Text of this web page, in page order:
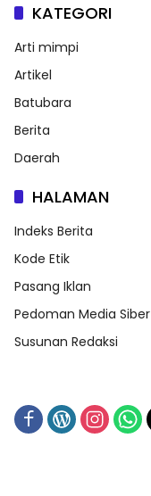
KATEGORI
Arti mimpi
Artikel
Batubara
Berita
Daerah
HALAMAN
Indeks Berita
Kode Etik
Pasang Iklan
Pedoman Media Siber
Susunan Redaksi